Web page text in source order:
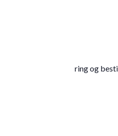
ring og